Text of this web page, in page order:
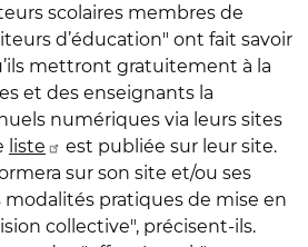
scolaires membres de
d’éducation" ont fait savoir
mettront gratuitement à la
et des enseignants la
numériques via leurs sites
liste
est publiée sur leur site.
sur son site et/ou ses
modalités pratiques de mise en
collective", précisent-ils.